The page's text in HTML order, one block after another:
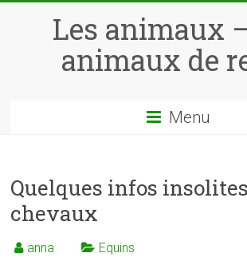
Les animaux
animaux de
Menu
Quelques infos
chevaux
anna Equins